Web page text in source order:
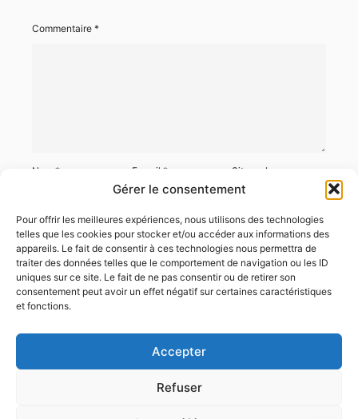
Gérer le consentement
Pour offrir les meilleures expériences, nous utilisons des technologies
telles que les cookies pour stocker et/ou accéder aux informations des
appareils. Le fait de consentir à ces technologies nous permettra de
traiter des données telles que le comportement de navigation ou les ID
uniques sur ce site. Le fait de ne pas consentir ou de retirer son
consentement peut avoir un effet négatif sur certaines caractéristiques
et fonctions.
Accepter
Refuser
Commentaire *
Nom * E-mail* Site web
Enregistrer mon nom, mon e-mail et mon site dans le navigateur
pour mon prochain commentaire.